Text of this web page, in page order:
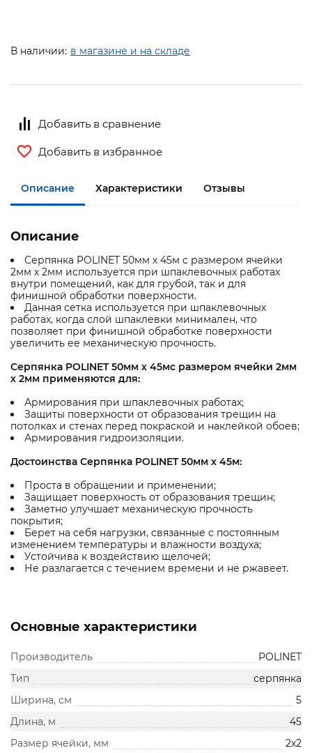
В наличии: в магазине и на складе
Добавить в сравнение
Добавить в избранное
Описание Характеристики Отзывы
Описание
Серпянка POLINET 50мм х 45м с размером ячейки
2мм х 2мм используется при шпаклевочных работах
внутри помещений, как для грубой, так и для
финишной обработки поверхности.
Данная сетка используется при шпаклевочных
работах, когда слой шпаклевки минимален, что
позволяет при финишной обработке поверхности
увеличить ее механическую прочность.
Серпянка POLINET 50мм х 45мс размером ячейки 2мм
х 2мм применяются для:
Армирования при шпаклевочных работах;
Защиты поверхности от образования трещин на
потолках и стенах перед покраской и наклейкой обоев;
Армирования гидроизоляции.
Достоинства Серпянка POLINET 50мм х 45м:
Проста в обращении и применении;
Защищает поверхность от образования трещин;
Заметно улучшает механическую прочность
покрытия;
Берет на себя нагрузки, связанные с постоянным
изменением температуры и влажности воздуха;
Устойчива к воздействию щелочей;
Не разлагается с течением времени и не ржавеет.
Основные характеристики
Производитель
POLINET
Тип
серпянка
Ширина, см
5
Длина, м
45
Размер ячейки, мм
2х2